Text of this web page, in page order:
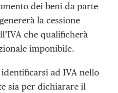
dei beni da parte
la cessione
che qualificherà
imponibile.
ad IVA nello
sia per dichiarare il